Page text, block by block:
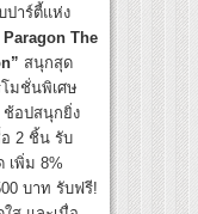
ปาร์ตี้แห่ง
The
สนุกสุด
มชั่นพิเศษ
ช้อปสนุกยิ่ง
2 ชิ้น รับ
เพิ่ม 8%
บาท รับฟรี!